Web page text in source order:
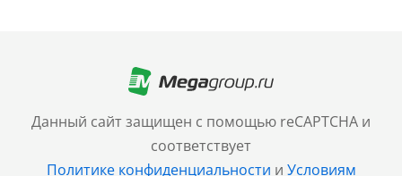
Данный сайт защищен с помощью reCAPTCHA и
соответствует
Политике конфиденциальности и Условиям
+7 (499) 705-30-10
Санкт-Петербург
+7 (812) 600-77-33